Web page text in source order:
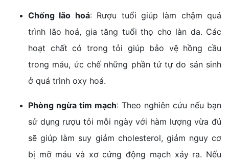
Chống lão hoá: Rượu tuổi giúp làm chậm quá
trình lão hoá, gia tăng tuổi thọ cho làn da. Các
hoạt chất có trong tỏi giúp bảo vệ hồng cầu
trong máu, ức chế những phần tử tự do sản sinh
ở quá trình oxy hoá.
Phòng ngừa tim mạch: Theo nghiên cứu nếu bạn
sử dụng rượu tỏi mỗi ngày với hàm lượng vừa đủ
sẽ giúp làm suy giảm cholesterol, giảm nguy cơ
bị mỡ máu và xơ cứng động mạch xảy ra. Nếu